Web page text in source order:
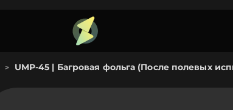
> UMP-45 | Багровая фольга (После полевых